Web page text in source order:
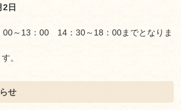
日
00～13：00 14：30～18：00までとなりま
。
せ